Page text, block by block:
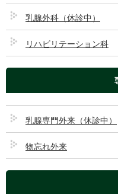
コ
テ
ツ
に
動
ナ
ゲ
シ
ョ
に
移
乳腺外
HOME 乳腺外科（休診中）
内科
神経内科
整形外科
乳腺外科（休診中）
リハビリテーション科
乳腺専門外来（休診中）
物忘れ外来